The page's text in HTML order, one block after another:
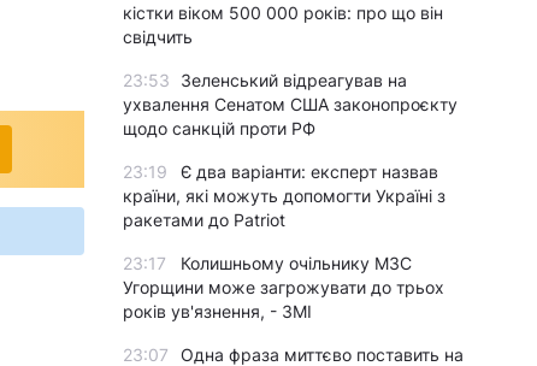
кістки віком 500 000 років: про що він
свідчить
23:53
Зеленський відреагував на
ухвалення Сенатом США законопроєкту
щодо санкцій проти РФ
23:19
Є два варіанти: експерт назвав
країни, які можуть допомогти Україні з
ракетами до Patriot
23:17
Колишньому очільнику МЗС
Угорщини може загрожувати до трьох
років ув'язнення, - ЗМІ
23:07
Одна фраза миттєво поставить на